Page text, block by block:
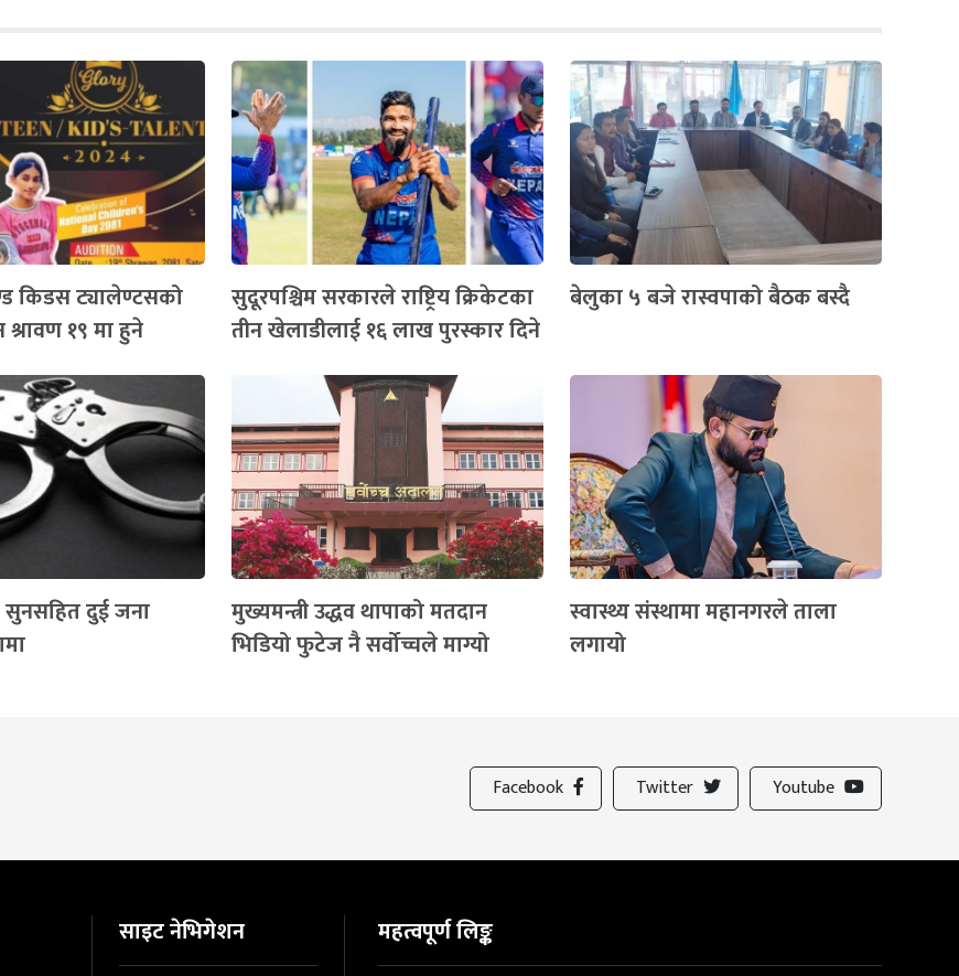
किडस ट्यालेण्टसको
१९ मा हुने
सुदूरपश्चिम सरकारले राष्ट्रिय क्रिकेटका
तीन खेलाडीलाई १६ लाख पुरस्कार दिने
बेलुका ५ बजे रास्वपाको बैठक बस्दै
दुई जना
मुख्यमन्त्री उद्धव थापाको मतदान
भिडियो फुटेज नै सर्वोच्चले माग्यो
स्वास्थ्य संस्थामा महानगरले ताला
लगायो
Facebook Twitter Youtube
साइट नेभिगेशन महत्वपूर्ण लिङ्क